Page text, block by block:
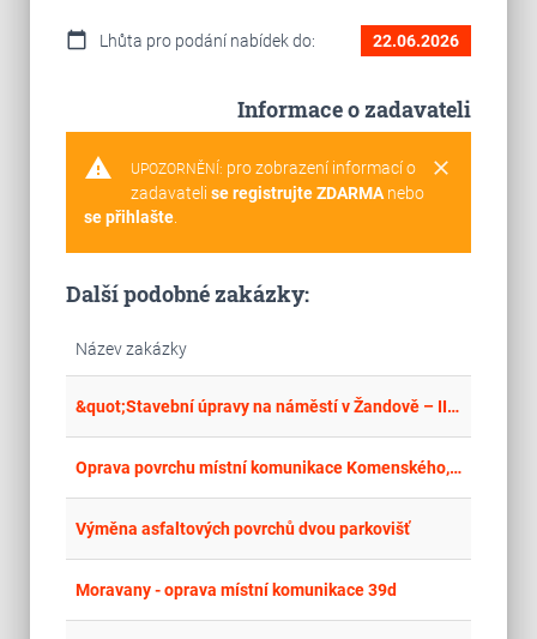
calendar_today Lhůta pro podání nabídek do: 22.06.2026
Informace o zadavateli
warning clear
UPOZORNĚNÍ: pro zobrazení informací o
zadavateli se registrujte ZDARMAnebo
se přihlašte.
Další podobné zakázky:
Název zakázky
&quot;Stavební úpravy na náměstí v Žandově – III. etapa – část B – DOKONČENÍ&quot;
Oprava povrchu místní komunikace Komenského, Suchdol nad Lužnicí
Výměna asfaltových povrchů dvou parkovišť
Moravany - oprava místní komunikace 39d